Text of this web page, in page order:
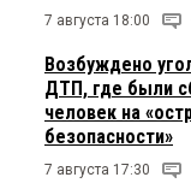
7 августа 18:00
Возбуждено
ДТП, где были
человек на
безопасности»
7 августа 17:30